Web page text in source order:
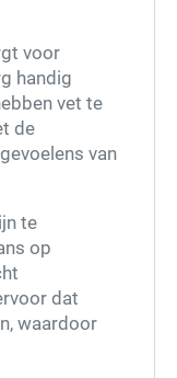
voor
handig
vet te
de
van
te
op
dat
waardoor